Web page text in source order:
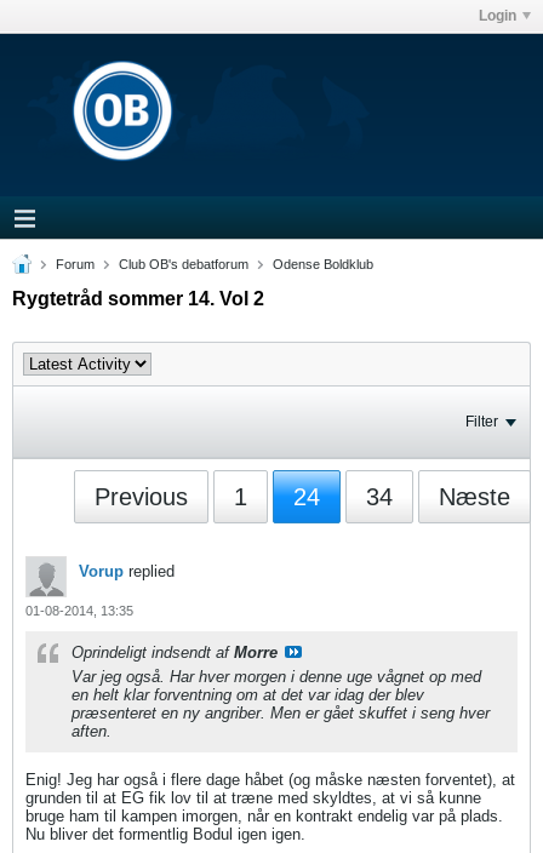
Login
Forum Club OB's debatforum Odense Boldklub
Rygtetråd sommer 14. Vol 2
Filter
Previous 1 24 34 Næste
Vorup replied
01-08-2014, 13:35
Oprindeligt indsendt af Morre
Var jeg også. Har hver morgen i denne uge vågnet op med
en helt klar forventning om at det var idag der blev
præsenteret en ny angriber. Men er gået skuffet i seng hver
aften.
Enig! Jeg har også i flere dage håbet (og måske næsten forventet), at
grunden til at EG fik lov til at træne med skyldtes, at vi så kunne
bruge ham til kampen imorgen, når en kontrakt endelig var på plads.
Nu bliver det formentlig Bodul igen igen.